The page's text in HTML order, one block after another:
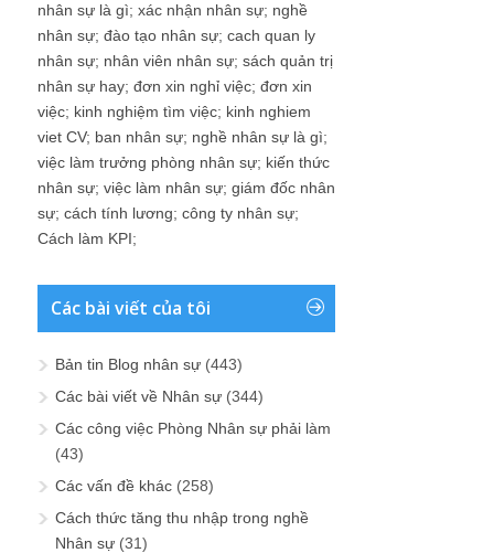
nhân sự là gì; xác nhận nhân sự; nghề
nhân sự; đào tạo nhân sự; cach quan ly
nhân sự; nhân viên nhân sự; sách quản trị
nhân sự hay; đơn xin nghỉ việc; đơn xin
việc; kinh nghiệm tìm việc; kinh nghiem
viet CV; ban nhân sự; nghề nhân sự là gì;
việc làm trưởng phòng nhân sự; kiến thức
nhân sự; việc làm nhân sự; giám đốc nhân
sự; cách tính lương; công ty nhân sự;
Cách làm KPI;
Các bài viết của tôi
Bản tin Blog nhân sự (443)
Các bài viết về Nhân sự (344)
Các công việc Phòng Nhân sự phải làm
(43)
Các vấn đề khác (258)
Cách thức tăng thu nhập trong nghề
Nhân sự (31)